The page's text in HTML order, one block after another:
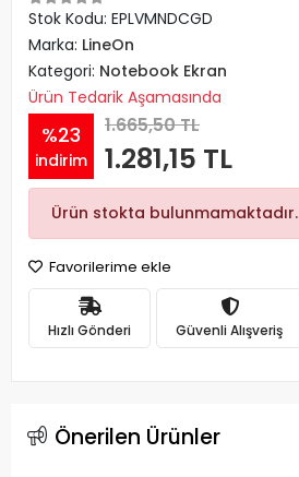
Stok Kodu: EPLVMNDCGD
Marka: LineOn
Kategori: Notebook Ekran
Ürün Tedarik Aşamasında
%23
indirim
1.665,50 TL
1.281,15 TL
Ürün stokta bulunmamaktadır.
Favorilerime ekle
Hızlı Gönderi Güvenli Alışveriş
Önerilen Ürünler